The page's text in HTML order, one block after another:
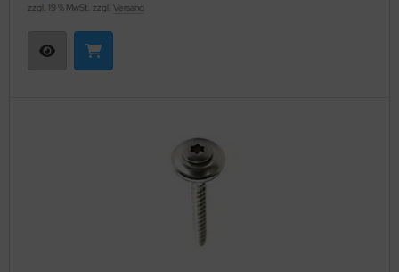
zzgl. 19 % MwSt. zzgl. Versand